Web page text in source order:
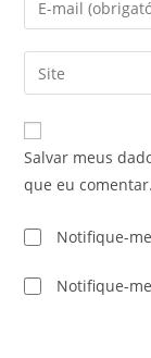
Salvar meus
que eu comentar.
Notifique-
Notifique-